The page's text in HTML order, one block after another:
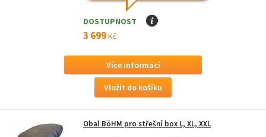
DOSTUPNOST I
3 699Kč
Více informací
Obal BöHM pro střešní box L, XL, XXL